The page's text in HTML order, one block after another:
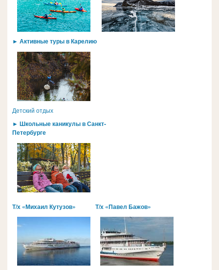
► Активные туры в Карелию
Детский отдых
► Школьные каникулы в Санкт-
Петербурге
Т/х «Михаил Кутузов» Т/х «Павел Бажов»